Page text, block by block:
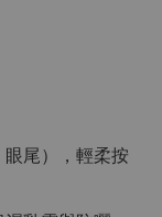
尾），輕柔按